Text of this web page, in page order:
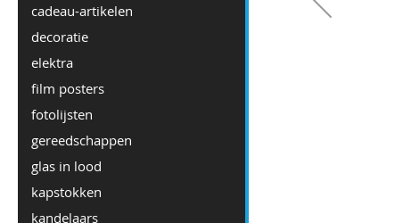
cadeau-artikelen
decoratie
elektra
film posters
fotolijsten
gereedschappen
glas in lood
kapstokken
kandelaars